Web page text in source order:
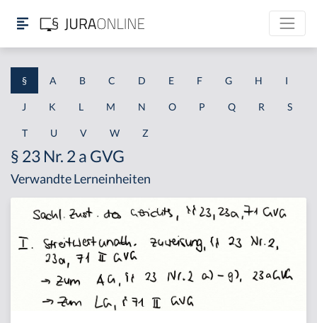
§ A B C D E F G H I
J K L M N O P Q R S
T U V W Z
§ 23 Nr. 2 a GVG
Verwandte Lerneinheiten